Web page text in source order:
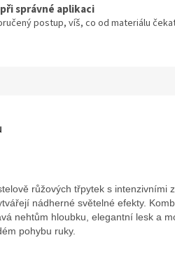
správné aplikaci
postup, víš, co od materiálu
růžových třpytek s intenzivními
nádherné světelné efekty.
nehtům hloubku, elegantní lesk a
pohybu ruky.